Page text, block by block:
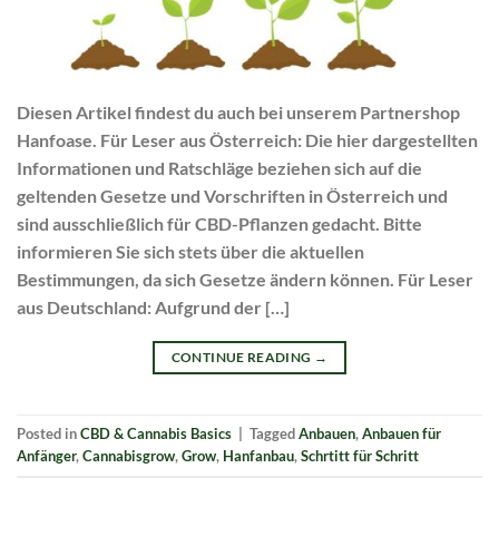
Diesen Artikel findest du auch bei unserem Partnershop
Hanfoase. Für Leser aus Österreich: Die hier dargestellten
Informationen und Ratschläge beziehen sich auf die
geltenden Gesetze und Vorschriften in Österreich und
sind ausschließlich für CBD-Pflanzen gedacht. Bitte
informieren Sie sich stets über die aktuellen
Bestimmungen, da sich Gesetze ändern können. Für Leser
aus Deutschland: Aufgrund der […]
CONTINUE READING →
Posted inCBD & Cannabis Basics TaggedAnbauen,Anbauen für
Anfänger,Cannabisgrow,Grow, Hanfanbau,Schrtitt für Schritt